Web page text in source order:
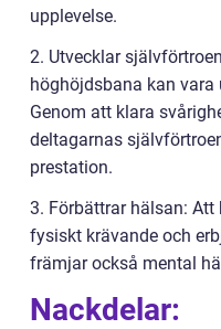
upplevelse.
2. Utvecklar
höghöjdsbana kan vara
Genom att klara
deltagarnas
prestation.
3. Förbättrar hälsan:
fysiskt krävande och
främjar också mental
Nackdelar: